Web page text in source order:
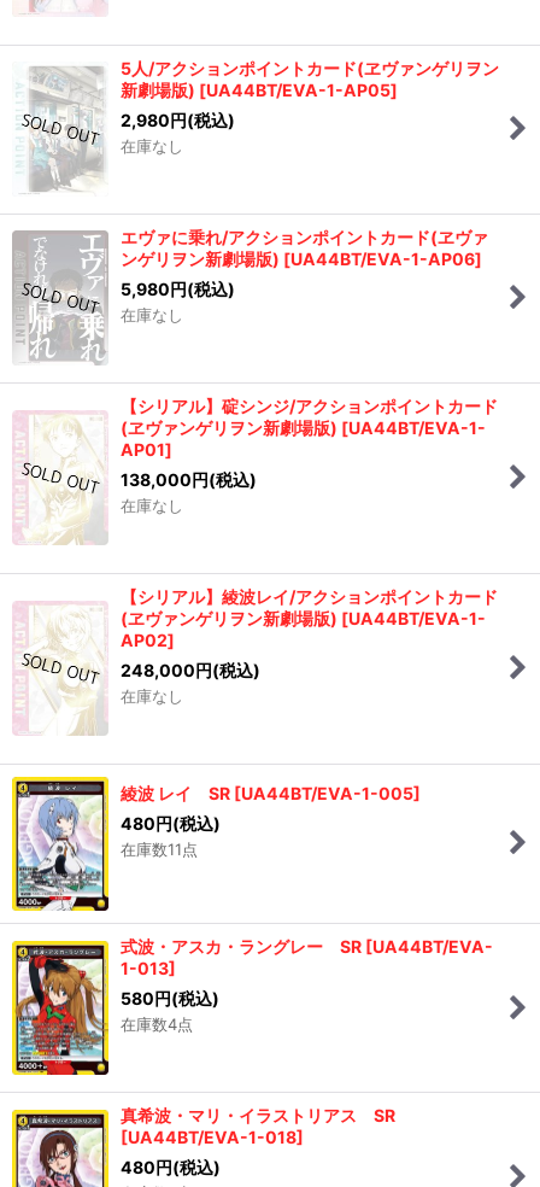
5人/アクションポイントカード(ヱヴァンゲリヲン
新劇場版) [UA44BT/EVA-1-AP05]
2,980円(税込)
在庫なし
エヴァに乗れ/アクションポイントカード(ヱヴァ
ンゲリヲン新劇場版) [UA44BT/EVA-1-AP06]
5,980円(税込)
在庫なし
【シリアル】碇シンジ/アクションポイントカード
(ヱヴァンゲリヲン新劇場版) [UA44BT/EVA-1-
AP01]
138,000円(税込)
在庫なし
【シリアル】綾波レイ/アクションポイントカード
(ヱヴァンゲリヲン新劇場版) [UA44BT/EVA-1-
AP02]
248,000円(税込)
在庫なし
綾波 レイ SR [UA44BT/EVA-1-005]
480円(税込)
在庫数11点
式波・アスカ・ラングレー SR [UA44BT/EVA-
1-013]
580円(税込)
在庫数4点
真希波・マリ・イラストリアス SR
[UA44BT/EVA-1-018]
480円(税込)